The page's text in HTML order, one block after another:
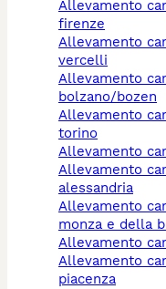
allevamento cani
firenze
allevamento cani
vercelli
allevamento cani
bolzano/bozen
allevamento cani rivoli
torino
allevamento
allevamento cani
alessandria
allevamento cani
monza e della
allevamento
allevamento cani
piacenza